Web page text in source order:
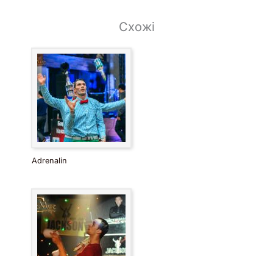
Схожі
Adrenalin